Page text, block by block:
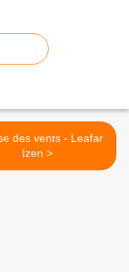
des vents - Leafar
Izen >